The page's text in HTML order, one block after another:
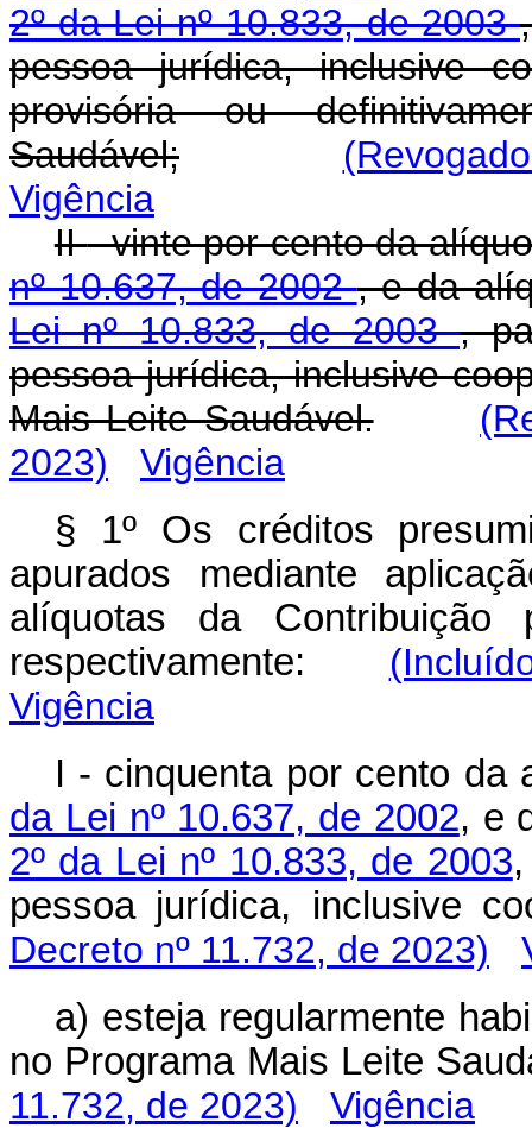
2º da Lei nº 10.833, de 2003
pessoa jurídica, inclusive
provisória ou
Saudável;
Vigência
II- vinte por cento da
nº 10.637, de 2002, e da
Lei nº 10.833, de 2003,
pessoa jurídica, inclusive
Mais Leite Saudável.
2023)
Vigência
§ 1º Os créditos
apurados mediante
alíquotas da
respectivamente:
Vigência
I - cinquenta por cento da
da Lei nº 10.637, de 2002, e
2º da Lei nº 10.833, de 2003
pessoa jurídica,
Decreto nº 11.732, de 2023)
a) esteja regularmente
no Programa Mais Leite
11.732, de 2023)
Vigência